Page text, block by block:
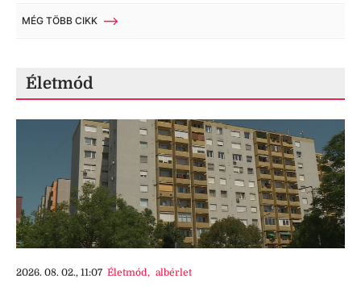
MÉG TÖBB CIKK
Életmód
2026. 08. 02., 11:07 Életmód, albérlet